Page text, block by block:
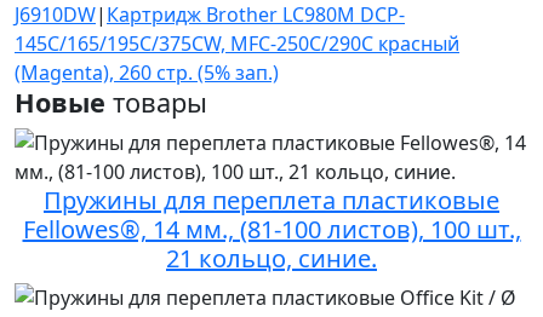
J6910DW| Картридж Brother LC980M DCP-
145C/165/195C/375CW, MFC-250C/290C красный
(Magenta), 260 стр. (5% зап.)
Новые товары
Пружины для переплета пластиковые
Fellowes®, 14 мм., (81-100 листов), 100 шт.,
21 кольцо, синие.